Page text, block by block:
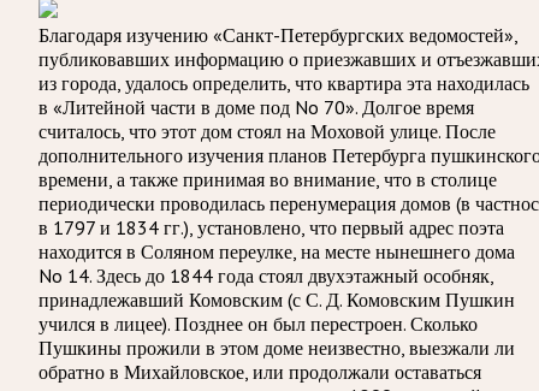
Благодаря изучению «Санкт-Петербургских ведомостей»,
публиковавших информацию о приезжавших и
из города, удалось определить, что квартира эта находилась
в «Литейной части в доме под No 70». Долгое время
считалось, что этот дом стоял на Моховой улице. После
дополнительного изучения планов Петербурга
времени, а также принимая во внимание, что в столице
периодически проводилась перенумерация домов (в
в 1797 и 1834 гг.), установлено, что первый адрес поэта
находится в Соляном переулке, на месте нынешнего дома
No 14. Здесь до 1844 года стоял двухэтажный особняк,
принадлежавший Комовским (с С. Д. Комовским Пушкин
учился в лицее). Позднее он был перестроен. Сколько
Пушкины прожили в этом доме неизвестно, выезжали ли
обратно в Михайловское, или продолжали оставаться